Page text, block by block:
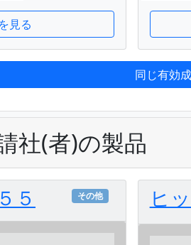
見る
同じ有効
社(者)の製品
５ その他 ヒ